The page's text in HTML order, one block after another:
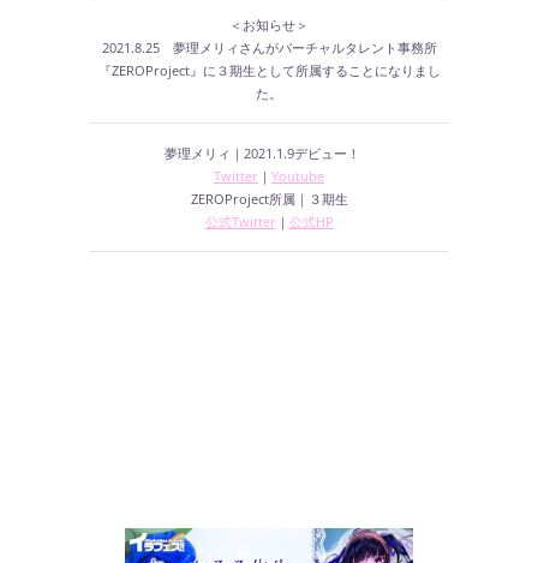
＜お知らせ＞
2021.8.25 夢理メリィさんがバーチャルタレント事務所
『ZEROProject』に３期生として所属することになりまし
た。
夢理メリィ｜2021.1.9デビュー！
Twitter ｜ Youtube
ZEROProject所属｜３期生
公式Twitter ｜ 公式HP